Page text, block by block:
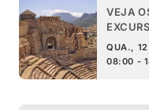
VEJA
QUA., 12
08:00 -